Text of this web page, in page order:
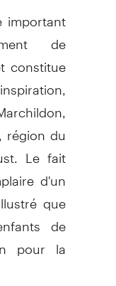
important
de
constitue
région du
Le fait
d'un
que
de
pour la